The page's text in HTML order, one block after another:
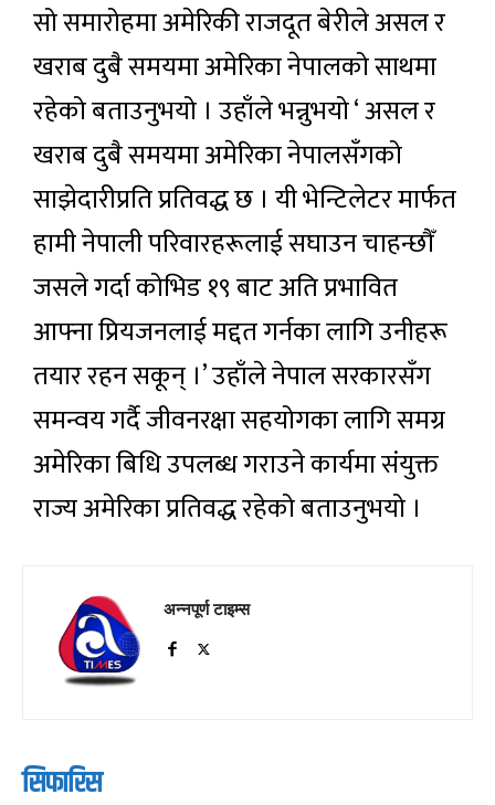
सो समारोहमा अमेरिकी राजदूत बेरीले असल र
खराब दुबै समयमा अमेरिका नेपालको साथमा
रहेको बताउनुभयो । उहाँले भन्नुभयो ‘ असल र
खराब दुबै समयमा अमेरिका नेपालसँगको
साझेदारीप्रति प्रतिवद्ध छ । यी भेन्टिलेटर मार्फत
हामी नेपाली परिवारहरूलाई सघाउन चाहन्छौँ
जसले गर्दा कोभिड १९ बाट अति प्रभावित
आफ्ना प्रियजनलाई मद्दत गर्नका लागि उनीहरू
तयार रहन सकून् ।’ उहाँले नेपाल सरकारसँग
समन्वय गर्दै जीवनरक्षा सहयोगका लागि समग्र
अमेरिका बिधि उपलब्ध गराउने कार्यमा संयुक्त
राज्य अमेरिका प्रतिवद्ध रहेको बताउनुभयो ।
अन्नपूर्ण टाइम्स
सिफारिस